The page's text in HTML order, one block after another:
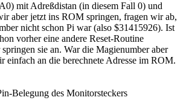
mit Adreßdistan (in diesem Fall 0) und
aber jetzt ins ROM springen, fragen wir ab,
nicht schon Pi war (also $31415926). Ist
vorher eine andere Reset-Routine
sie an. War die Magienumber aber
einfach an die berechnete Adresse im ROM.
Belegung des Monitorsteckers